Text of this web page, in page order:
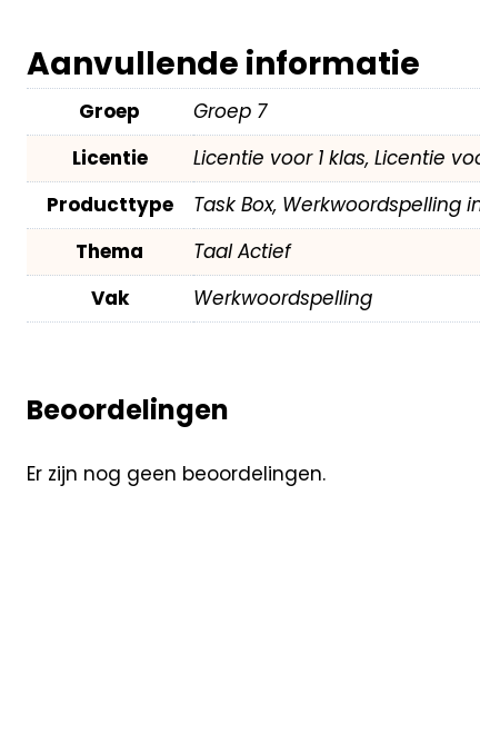
Aanvullende informatie
Groep
Groep 7
Licentie
Licentie voor 1 klas, Licentie
Producttype
Task Box, Werkwoordspelling
Thema
Taal Actief
Vak
Werkwoordspelling
Beoordelingen
Er zijn nog geen beoordelingen.